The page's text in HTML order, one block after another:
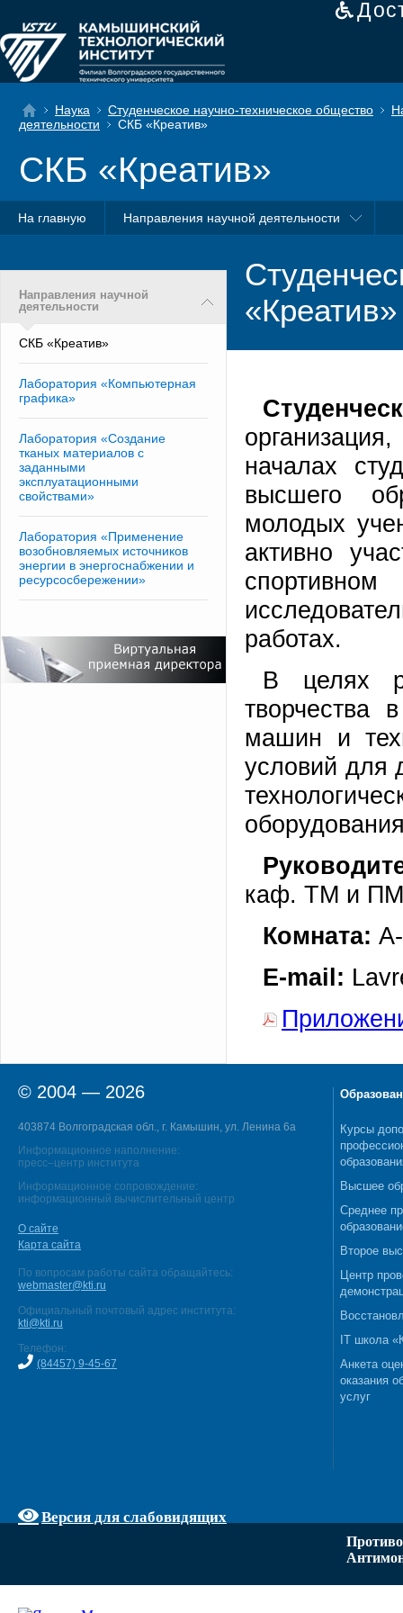
Наука Студенческое научно-техническое общество
деятельности
СКБ «Креатив»
СКБ «Креатив»
На главную Направления научной деятельности
Направления научной
деятельности
СКБ «Креатив»
Лаборатория «Компьютерная
графика»
Лаборатория «Создание
тканых материалов с
заданными
эксплуатационными
свойствами»
Лаборатория «Применение
возобновляемых источников
энергии в энергоснабжении и
ресурсосбережении»
«Креатив»
началах
высшего
молодых
активно
работах.
В целях
творчества
машин и
условий для
каф. ТМ и
Комната:
E-mail:
© 2004 — 2026
403874 Волгоградская обл., г. Камышин, ул. Ленина 6а
Информационное наполнение:
пресс–центр института
Информационное сопровождение:
информационный вычислительный центр
О сайте
Карта сайта
По вопросам работы сайта обращайтесь:
webmaster@kti.ru
Официальный почтовый адрес института:
kti@kti.ru
Телефон:
(84457) 9-45-67
Версия для слабовидящих
Курсы
Высшее
Среднее
Второе
Центр
IT школа
Анкета
оказания
услуг